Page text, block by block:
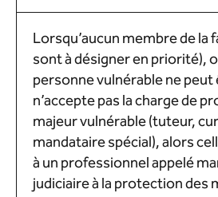
Lorsqu’aucun membre de la
sont à désigner en priorité),
personne vulnérable ne
n’accepte pas la charge de
majeur vulnérable (tuteur,
mandataire spécial), alors
à un professionnel appelé
judiciaire à la protection des